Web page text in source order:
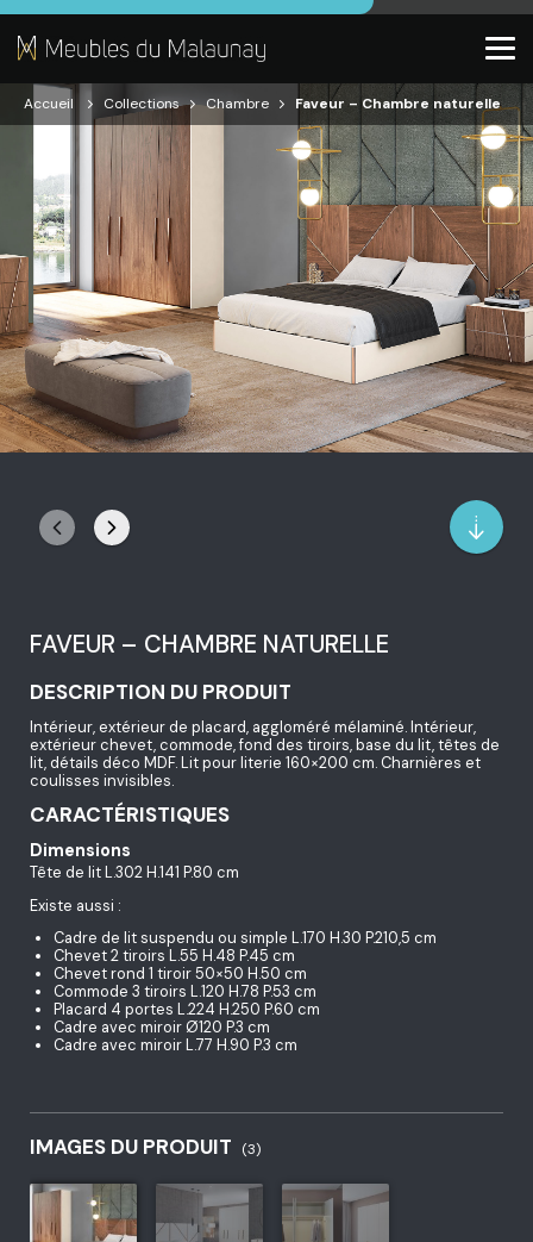
Accueil Collections Chambre Faveur – Chambre naturelle
FAVEUR – CHAMBRE NATURELLE
DESCRIPTION DU PRODUIT
Intérieur, extérieur de placard, aggloméré mélaminé. Intérieur,
extérieur chevet, commode, fond des tiroirs, base du lit, têtes de
lit, détails déco MDF. Lit pour literie 160×200 cm. Charnières et
coulisses invisibles.
CARACTÉRISTIQUES
Dimensions
Tête de lit L.302 H.141 P.80 cm
Existe aussi :
Cadre de lit suspendu ou simple L.170 H.30 P.210,5 cm
Chevet 2 tiroirs L.55 H.48 P.45 cm
Chevet rond 1 tiroir 50×50 H.50 cm
Commode 3 tiroirs L.120 H.78 P.53 cm
Placard 4 portes L.224 H.250 P.60 cm
Cadre avec miroir Ø120 P.3 cm
Cadre avec miroir L.77 H.90 P.3 cm
IMAGES DU PRODUIT (3)